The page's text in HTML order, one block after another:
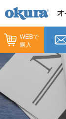
WEBで
購入
製品情報
製品情報
コンベヤ機器
コンベヤ機器
納入事例
納入事例
全業種
メンテナンス
カタログ／